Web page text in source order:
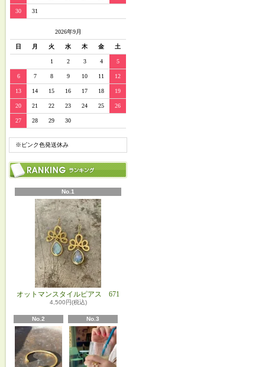
30 31
2026年9月
日 月 火 水 木 金 土
1 2 3 4 5
6 7 8 9 10 11 12
13 14 15 16 17 18 19
20 21 22 23 24 25 26
27 28 29 30
※ピンク色発送休み
No.1
オットマンスタイルピアス 671
4,500円(税込)
No.2 No.3